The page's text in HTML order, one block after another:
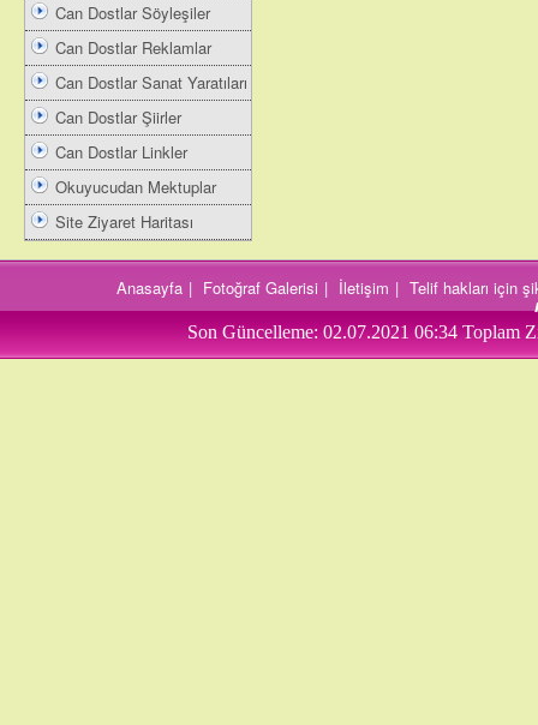
Can Dostlar Söyleşiler
Can Dostlar Reklamlar
Can Dostlar Sanat Yaratıları
Can Dostlar Şiirler
Can Dostlar Linkler
Okuyucudan Mektuplar
Site Ziyaret Haritası
Anasayfa | Fotoğraf Galerisi | İletişim | Telif hakları için
Son Güncelleme: 02.07.2021 06:34 Toplam